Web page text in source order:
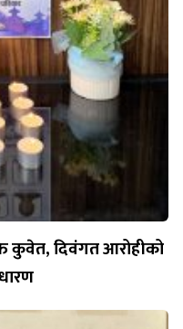
कुवेत, दिवंगत आरोहीको